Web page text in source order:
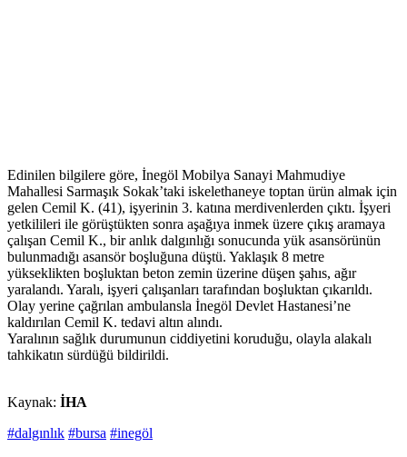
Edinilen bilgilere göre, İnegöl Mobilya Sanayi Mahmudiye
Mahallesi Sarmaşık Sokak’taki iskelethaneye toptan ürün almak için
gelen Cemil K. (41), işyerinin 3. katına merdivenlerden çıktı. İşyeri
yetkilileri ile görüştükten sonra aşağıya inmek üzere çıkış aramaya
çalışan Cemil K., bir anlık dalgınlığı sonucunda yük asansörünün
bulunmadığı asansör boşluğuna düştü. Yaklaşık 8 metre
yükseklikten boşluktan beton zemin üzerine düşen şahıs, ağır
yaralandı. Yaralı, işyeri çalışanları tarafından boşluktan çıkarıldı.
Olay yerine çağrılan ambulansla İnegöl Devlet Hastanesi’ne
kaldırılan Cemil K. tedavi altın alındı.
Yaralının sağlık durumunun ciddiyetini koruduğu, olayla alakalı
tahkikatın sürdüğü bildirildi.
Kaynak: İHA
#dalgınlık #bursa #inegöl